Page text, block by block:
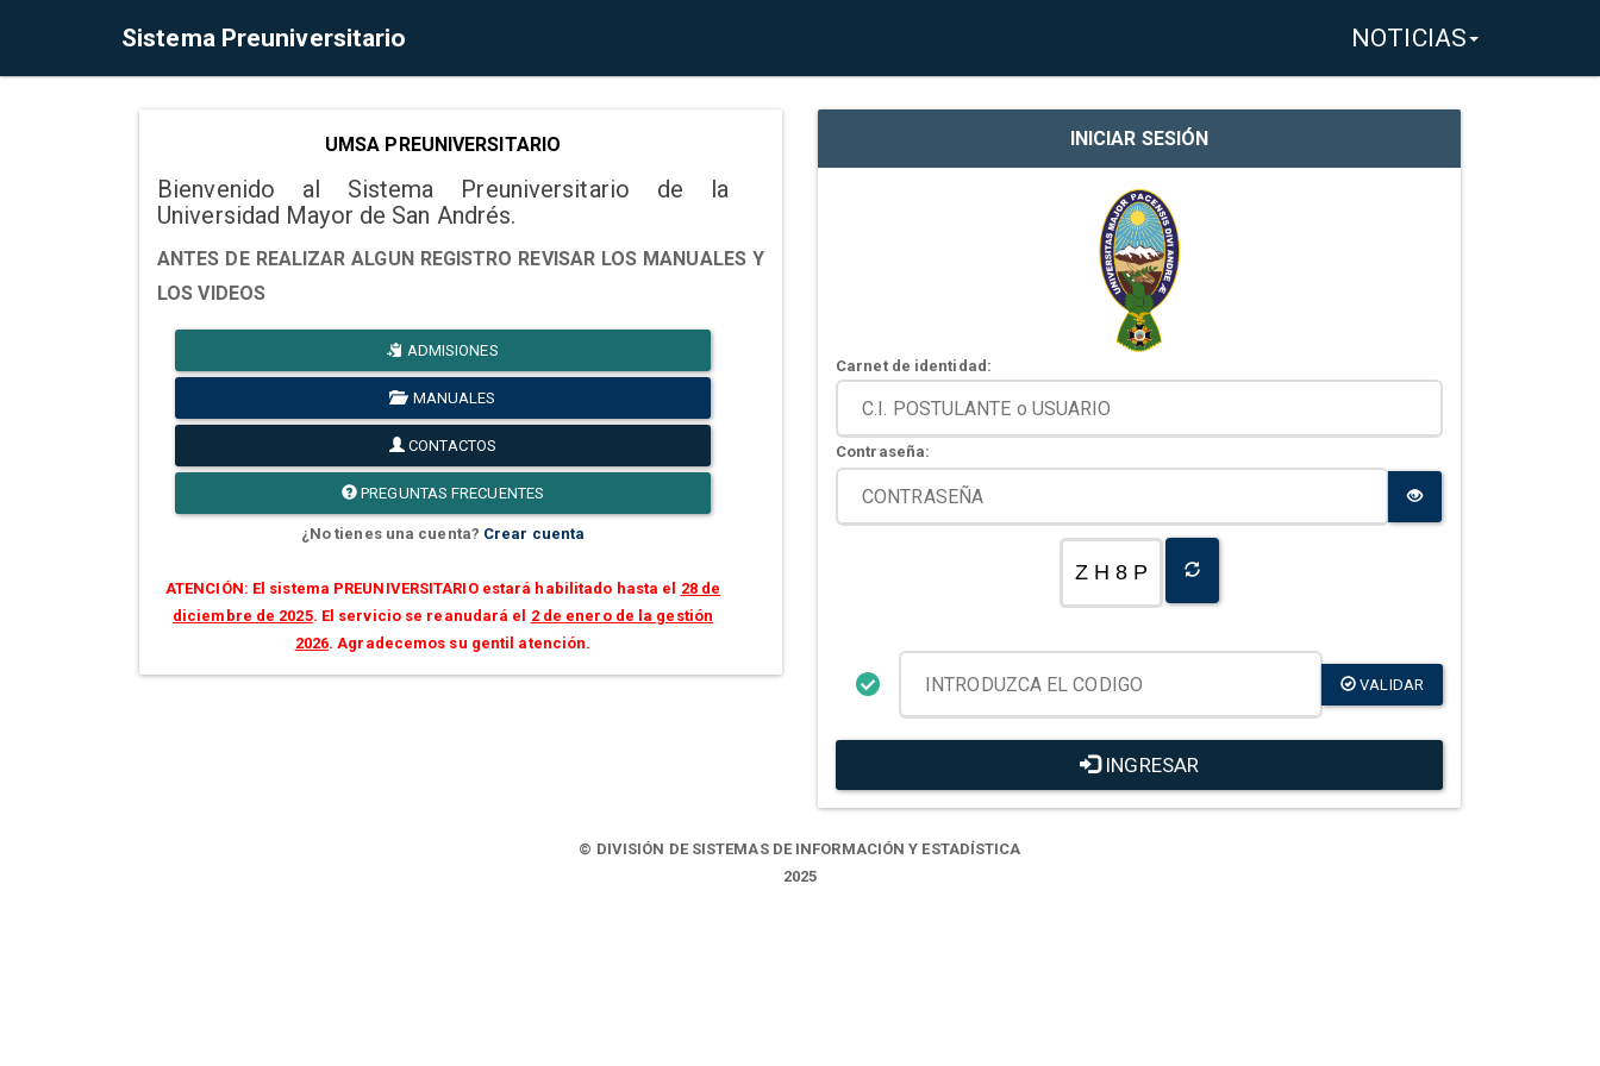
Sistema Preuniversitario NOTICIAS
UMSA PREUNIVERSITARIO
Bienvenido al Sistema Preuniversitario de la
Universidad Mayor de San Andrés.
ANTES DE REALIZAR ALGUN REGISTRO REVISAR LOS MANUALES Y
LOS VIDEOS
ADMISIONES
MANUALES
CONTACTOS
PREGUNTAS FRECUENTES
¿No tienes una cuenta? Crear cuenta
ATENCIÓN: El sistema PREUNIVERSITARIO estará habilitado hasta el 28 de
diciembre de 2025. El servicio se reanudará el 2 de enero de la gestión
2026. Agradecemos su gentil atención.
INICIAR SESIÓN
Carnet de identidad:
Contraseña:
Z H 8 P
VALIDAR
INGRESAR
© DIVISIÓN DE SISTEMAS DE INFORMACIÓN Y ESTADÍSTICA
2025